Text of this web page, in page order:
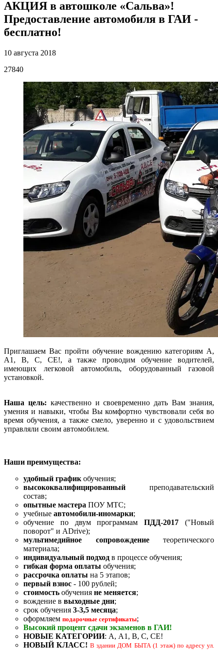
АКЦИЯ в автошколе «Сальва»!
Предоставление автомобиля в ГАИ -
бесплатно!
10 августа 2018
27840
Приглашаем Вас пройти обучение вождению категориям А,
A1, В, С, СЕ!, а также проводим обучение водителей,
имеющих легковой автомобиль, оборудованный газовой
установкой.
Наша цель: качественно и своевременно дать Вам знания,
умения и навыки, чтобы Вы комфортно чувствовали себя во
время обучения, а также смело, уверенно и с удовольствием
управляли своим автомобилем.
Наши преимущества:
удобный график обучения;
высококвалифицированный преподавательский
состав;
опытные мастера ПОУ МТС;
учебные автомобили-иномарки;
обучение по двум программамПДД-2017 ("Новый
поворот" и ADrive);
мультимедийное сопровождениетеоретического
материала;
индивидуальный подход в процессе обучения;
гибкая форма оплаты обучения;
рассрочка оплаты на 5 этапов;
первый взнос - 100 рублей;
стоимость обучения не меняется;
вождение в выходные дни;
срок обучения 3-3,5 месяца;
оформляем подарочные сертификаты;
Высокий процент сдачи экзаменов в ГАИ!
НОВЫЕ КАТЕГОРИИ: А, A1, В, С, СЕ!
НОВЫЙ КЛАСС! В здании ДОМ БЫТА (1 этаж) по адресу ул.